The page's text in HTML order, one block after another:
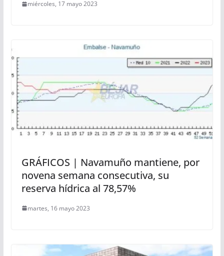
miércoles, 17 mayo 2023
GRÁFICOS | Navamuño mantiene, por
novena semana consecutiva, su
reserva hídrica al 78,57%
martes, 16 mayo 2023